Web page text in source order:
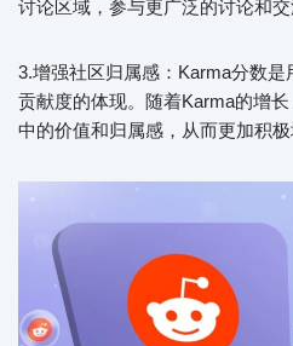
讨论区域，参与更广泛的讨论和交
3.增强社区归属感：Karma分数
贡献度的体现。随着Karma的增
中的价值和归属感，从而更加积